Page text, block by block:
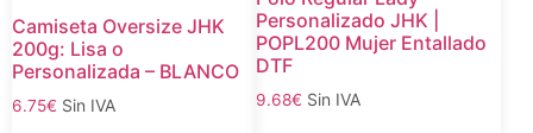
Camiseta Oversize JHK
200g: Lisa o
Personalizada – BLANCO
6.75€ Sin IVA
Personalizado JHK |
POPL200 Mujer Entallado
DTF
9.68€ Sin IVA